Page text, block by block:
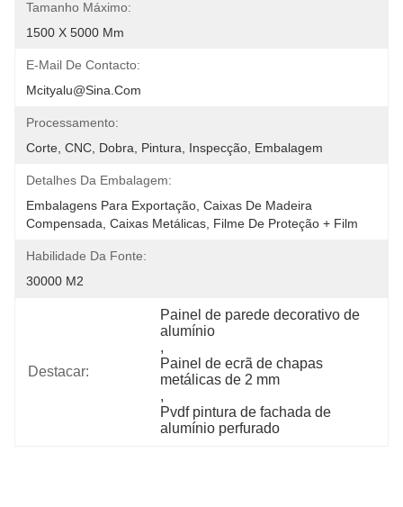
Tamanho Máximo:
1500 X 5000 Mm
E-Mail De Contacto:
Mcityalu@sina.com
Processamento:
Corte, CNC, Dobra, Pintura, Inspecção, Embalagem
Detalhes Da Embalagem:
Embalagens Para Exportação, Caixas De Madeira
Compensada, Caixas Metálicas, Filme De Proteção + Film
Habilidade Da Fonte:
30000 M2
Destacar:
Painel de parede decorativo de
alumínio
,
Painel de ecrã de chapas
metálicas de 2 mm
,
Pvdf pintura de fachada de
alumínio perfurado